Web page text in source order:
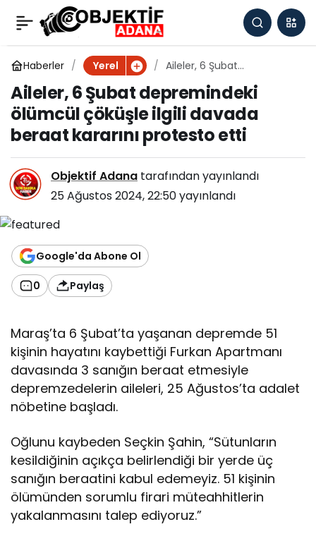
Haberler Yerel
Aileler, 6 Şubat
çöküşle ilgili davada
beraat kararını protesto
etti
Aileler, 6 Şubat depremindeki
ölümcül çöküşle ilgili davada
beraat kararını protesto etti
Objektif Adana tarafından yayınlandı
25 Ağustos 2024, 22:50yayınlandı
Google'da Abone Ol
0 Paylaş
Maraş’ta 6 Şubat’ta yaşanan depremde 51
kişinin hayatını kaybettiği Furkan Apartmanı
davasında 3 sanığın beraat etmesiyle
depremzedelerin aileleri, 25 Ağustos’ta adalet
nöbetine başladı.
Oğlunu kaybeden Seçkin Şahin, “Sütunların
kesildiğinin açıkça belirlendiği bir yerde üç
sanığın beraatini kabul edemeyiz. 51 kişinin
ölümünden sorumlu firari müteahhitlerin
yakalanmasını talep ediyoruz.”
Aileler, 6 Şubat
depremindeki ölümcül
çöküşle ilgili davada
beraat kararını
protesto etti